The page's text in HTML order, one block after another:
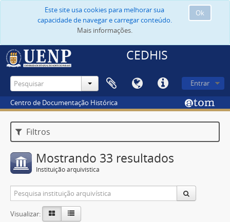
Ok
Este site usa cookies para melhorar sua
capacidade de navegar e carregar conteúdo.
Mais informações.
CEDHIS
Entrar
Centro de Documentação Histórica
Filtros
Mostrando 33 resultados
Instituição arquivística
Visualizar: